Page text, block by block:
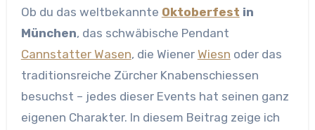
Ob du das weltbekannte Oktoberfest in
München, das schwäbische Pendant
Cannstatter Wasen, die Wiener Wiesn oder das
traditionsreiche Zürcher Knabenschiessen
besuchst – jedes dieser Events hat seinen ganz
eigenen Charakter. In diesem Beitrag zeige ich